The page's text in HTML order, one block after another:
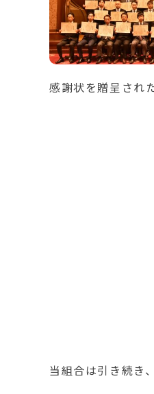
感謝状を贈呈され
当組合は引き続き